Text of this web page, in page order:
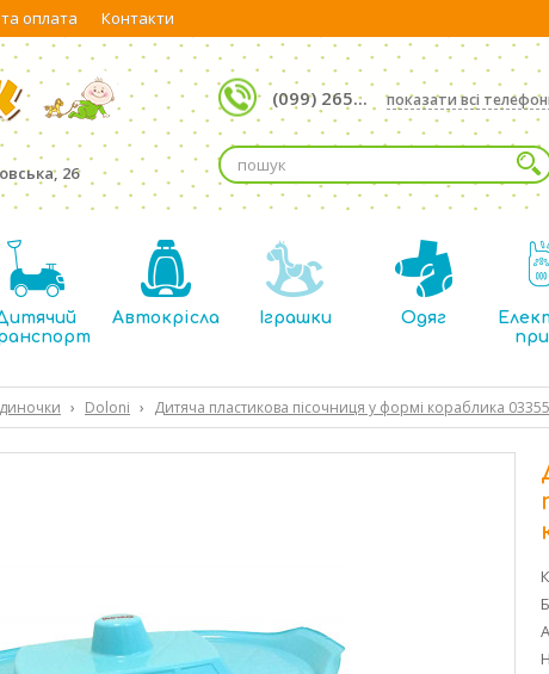
оплата Контакти
26
(099) 265... показати всі
Автокрісла Іграшки Одяг
› Doloni › Дитяча пластикова пісочниця у формі кораблика